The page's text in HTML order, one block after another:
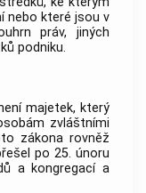
nebo které jsou v
práv, jiných
podniku.
majetek, který
zvláštními
zákona rovněž
po 25. únoru
a kongregací a